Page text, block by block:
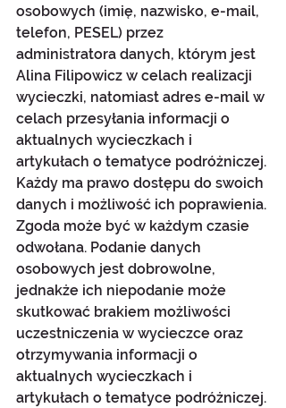
osobowych (imię, nazwisko, e-mail,
telefon, PESEL) przez
administratora danych, którym jest
Alina Filipowicz w celach realizacji
wycieczki, natomiast adres e-mail w
celach przesyłania informacji o
aktualnych wycieczkach i
artykułach o tematyce podróżniczej.
Każdy ma prawo dostępu do swoich
danych i możliwość ich poprawienia.
Zgoda może być w każdym czasie
odwołana. Podanie danych
osobowych jest dobrowolne,
jednakże ich niepodanie może
skutkować brakiem możliwości
uczestniczenia w wycieczce oraz
otrzymywania informacji o
aktualnych wycieczkach i
artykułach o tematyce podróżniczej.